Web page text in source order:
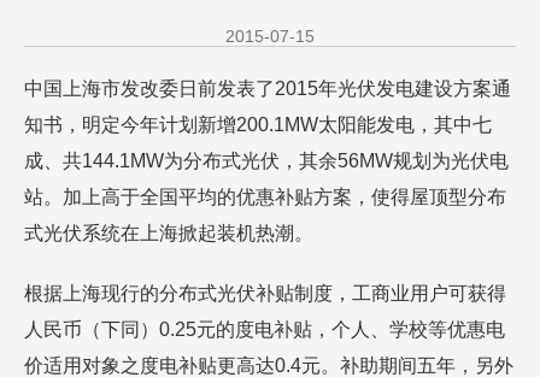
2015-07-15
中国上海市发改委日前发表了2015年光伏发电建设方案通
知书，明定今年计划新增200.1MW太阳能发电，其中七
成、共144.1MW为分布式光伏，其余56MW规划为光伏电
站。加上高于全国平均的优惠补贴方案，使得屋顶型分布
式光伏系统在上海掀起装机热潮。
根据上海现行的分布式光伏补贴制度，工商业用户可获得
人民币（下同）0.25元的度电补贴，个人、学校等优惠电
价适用对象之度电补贴更高达0.4元。补助期间五年，另外